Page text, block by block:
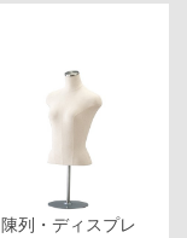
陳列・ディスプレ